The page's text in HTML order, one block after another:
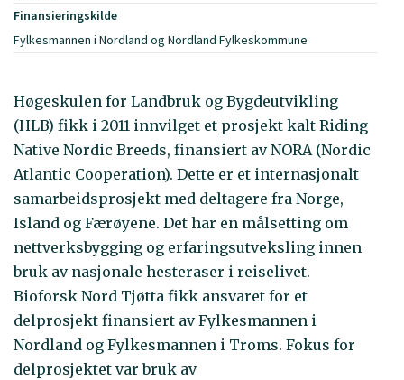
Finansieringskilde
Fylkesmannen i Nordland og Nordland Fylkeskommune
Høgeskulen for Landbruk og Bygdeutvikling
(HLB) fikk i 2011 innvilget et prosjekt kalt Riding
Native Nordic Breeds, finansiert av NORA (Nordic
Atlantic Cooperation). Dette er et internasjonalt
samarbeidsprosjekt med deltagere fra Norge,
Island og Færøyene. Det har en målsetting om
nettverksbygging og erfaringsutveksling innen
bruk av nasjonale hesteraser i reiselivet.
Bioforsk Nord Tjøtta fikk ansvaret for et
delprosjekt finansiert av Fylkesmannen i
Nordland og Fylkesmannen i Troms. Fokus for
delprosjektet var bruk av